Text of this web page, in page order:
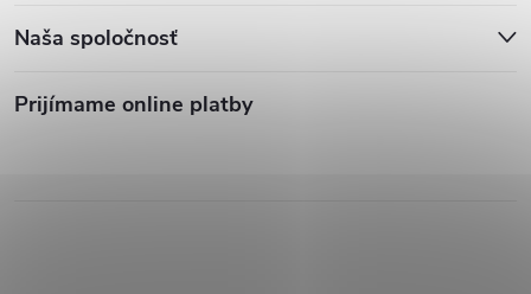
Naša spoločnosť
Prijímame online platby